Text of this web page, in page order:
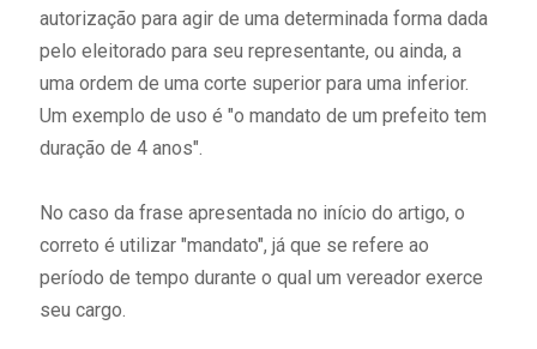
autorização para agir de uma determinada forma dada
pelo eleitorado para seu representante, ou ainda, a
uma ordem de uma corte superior para uma inferior.
Um exemplo de uso é "o mandato de um prefeito tem
duração de 4 anos".
No caso da frase apresentada no início do artigo, o
correto é utilizar "mandato", já que se refere ao
período de tempo durante o qual um vereador exerce
seu cargo.